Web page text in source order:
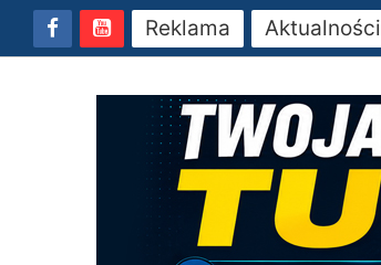
Reklama Aktualności